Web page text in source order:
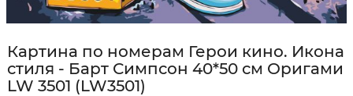
Картина по номерам Герои кино. Икона
стиля - Барт Симпсон 40*50 см Оригами
LW 3501 (LW3501)